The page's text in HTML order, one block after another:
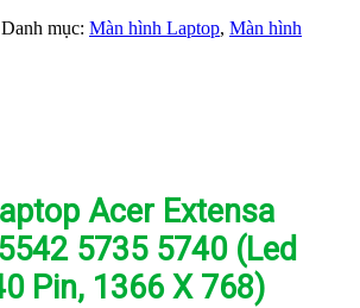
Danh mục: Màn hình Laptop, Màn hình
Acer Extensa
5735 5740 (Led
Pin, 1366 X 768)